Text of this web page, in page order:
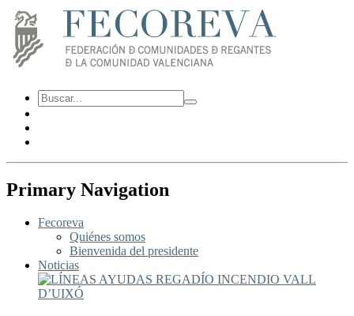
Primary Navigation
Fecoreva
Quiénes somos
Bienvenida del presidente
Noticias